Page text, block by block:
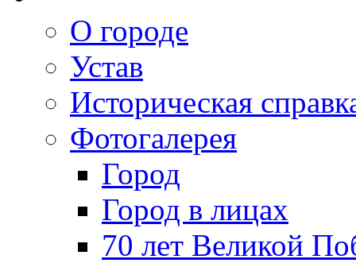
О городе
Устав
Историческая
Фотогалерея
Город
Город в лицах
70 лет Великой